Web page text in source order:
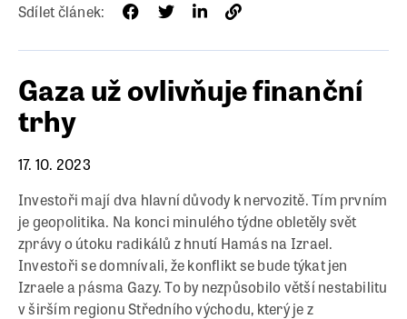
Sdílet článek:
Gaza už ovlivňuje finanční
trhy
17. 10. 2023
Investoři mají dva hlavní důvody k nervozitě. Tím prvním
je geopolitika. Na konci minulého týdne obletěly svět
zprávy o útoku radikálů z hnutí Hamás na Izrael.
Investoři se domnívali, že konflikt se bude týkat jen
Izraele a pásma Gazy. To by nezpůsobilo větší nestabilitu
v širším regionu Středního východu, který je z